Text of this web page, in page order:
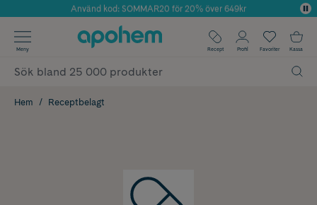
Årets Butik 2025 inom Skönhet
Använd kod: SOMMAR20 för 20% över 649kr
✓ Fri frakt
✓ Poäng på alla köp*
Meny Recept Profil Favoriter Kassa
Hem Receptbelagt